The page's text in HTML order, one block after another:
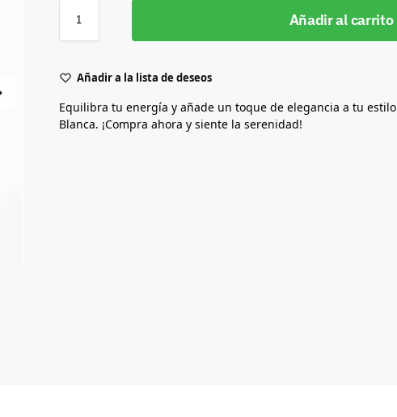
Añadir al carrito
Añadir a la lista de deseos
Equilibra tu energía y añade un toque de elegancia a tu
Blanca. ¡Compra ahora y siente la serenidad!